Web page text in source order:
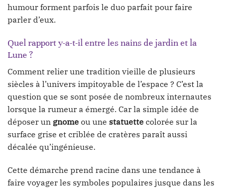
humour forment parfois le duo parfait pour faire
parler d’eux.
Quel rapport y-a-t-il entre les nains de jardin et la
Lune ?
Comment relier une tradition vieille de plusieurs
siècles à l’univers impitoyable de l’espace ? C’est la
question que se sont posée de nombreux internautes
lorsque la rumeur a émergé. Car la simple idée de
déposer un gnome ou une statuette colorée sur la
surface grise et criblée de cratères paraît aussi
décalée qu’ingénieuse.
Cette démarche prend racine dans une tendance à
faire voyager les symboles populaires jusque dans les